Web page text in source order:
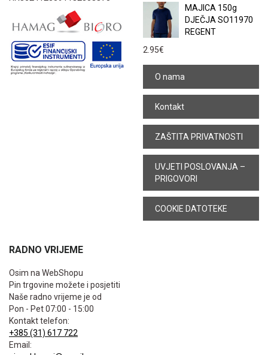
MAJICA 150g
DJEČJA SO11970
REGENT
2.95€
O nama
Kontakt
ZAŠTITA PRIVATNOSTI
UVJETI POSLOVANJA –
PRIGOVORI
COOKIE DATOTEKE
RADNO VRIJEME
Osim na WebShopu
Pin trgovine možete i posjetiti
Naše radno vrijeme je od
Pon - Pet 07:00 - 15:00
Kontakt telefon:
+385 (31) 617 722
Email: